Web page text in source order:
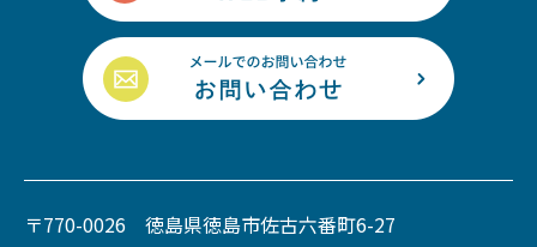
〒770-0026 徳島県徳島市佐古六番町6-27